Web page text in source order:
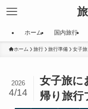
ホーム 国内旅行
ホーム 旅行 旅行準備 女子旅
女子旅に
帰り旅行
2026
4/14